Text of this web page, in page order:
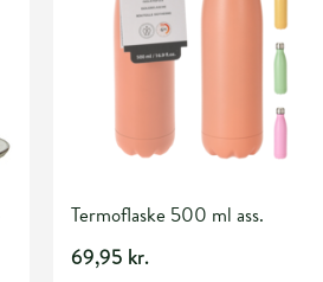
Termoflaske 500 ml ass.
69,95 kr.